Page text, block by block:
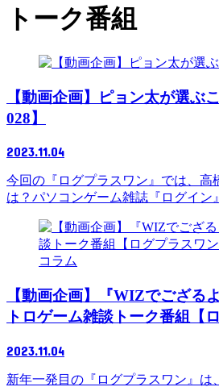
トーク番組
【動画企画】ピョン太が選
028】
2023.11.04
今回の『ログプラスワン』では、高
は？パソコンゲーム雑誌『ログイ
コラム
【動画企画】『WIZでござ
トロゲーム雑談トーク番組【
2023.11.04
新年一発目の『ログプラスワン』